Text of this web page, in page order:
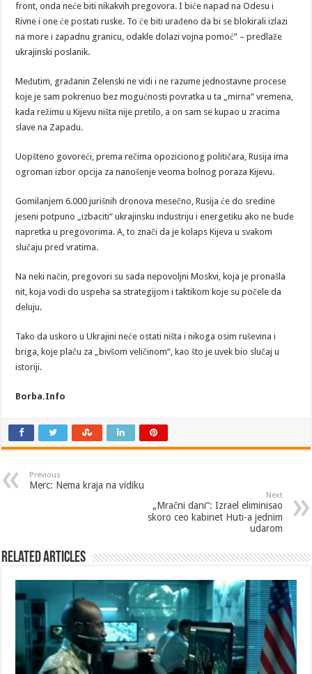
front, onda neće biti nikakvih pregovora. I biće napad na Odesu i
Rivne i one će postati ruske. To će biti urađeno da bi se blokirali izlazi
na more i zapadnu granicu, odakle dolazi vojna pomoć” – predlaže
ukrajinski poslanik.
Međutim, građanin Zelenski ne vidi i ne razume jednostavne procese
koje je sam pokrenuo bez mogućnosti povratka u ta „mirna“ vremena,
kada režimu u Kijevu ništa nije pretilo, a on sam se kupao u zracima
slave na Zapadu.
Uopšteno govoreći, prema rečima opozicionog političara, Rusija ima
ogroman izbor opcija za nanošenje veoma bolnog poraza Kijevu.
Gomilanjem 6.000 jurišnih dronova mesečno, Rusija će do sredine
jeseni potpuno „izbaciti“ ukrajinsku industriju i energetiku ako ne bude
napretka u pregovorima. A, to znači da je kolaps Kijeva u svakom
slučaju pred vratima.
Na neki način, pregovori su sada nepovoljni Moskvi, koja je pronašla
nit, koja vodi do uspeha sa strategijom i taktikom koje su počele da
deluju.
Tako da uskoro u Ukrajini neće ostati ništa i nikoga osim ruševina i
briga, koje plaču za „bivšom veličinom“, kao što je uvek bio slučaj u
istoriji.
Borba.Info
Previous
Merc: Nema kraja na vidiku
Next
„Mračni dani“: Izrael eliminisao
skoro ceo kabinet Huti-a jednim
udarom
Related Articles